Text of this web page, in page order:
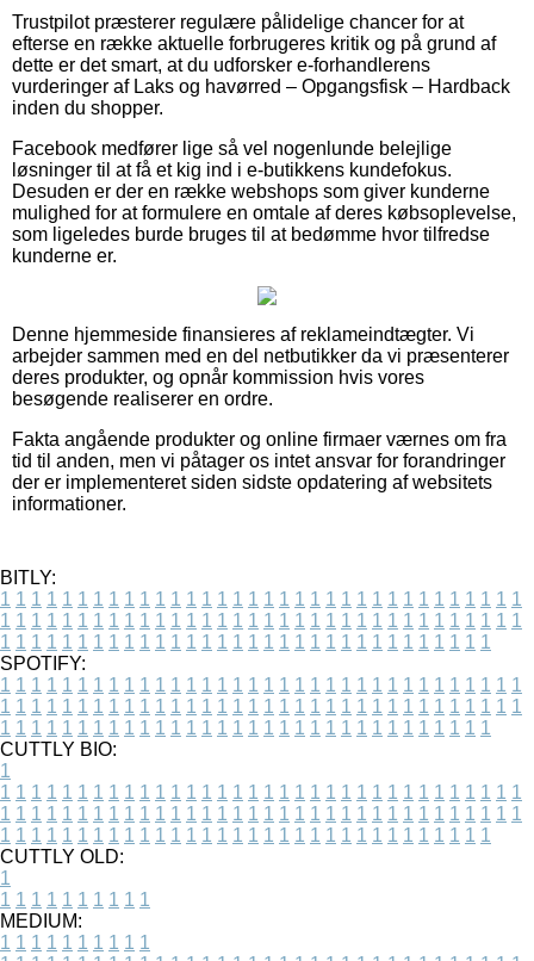
Trustpilot præsterer regulære pålidelige chancer for at
efterse en række aktuelle forbrugeres kritik og på grund af
dette er det smart, at du udforsker e-forhandlerens
vurderinger af Laks og havørred – Opgangsfisk – Hardback
inden du shopper.
Facebook medfører lige så vel nogenlunde belejlige
løsninger til at få et kig ind i e-butikkens kundefokus.
Desuden er der en række webshops som giver kunderne
mulighed for at formulere en omtale af deres købsoplevelse,
som ligeledes burde bruges til at bedømme hvor tilfredse
kunderne er.
Denne hjemmeside finansieres af reklameindtægter. Vi
arbejder sammen med en del netbutikker da vi præsenterer
deres produkter, og opnår kommission hvis vores
besøgende realiserer en ordre.
Fakta angående produkter og online firmaer værnes om fra
tid til anden, men vi påtager os intet ansvar for forandringer
der er implementeret siden sidste opdatering af websitets
informationer.
BITLY:
1 1 1 1 1 1 1 1 1 1 1 1 1 1 1 1 1 1 1 1 1 1 1 1 1 1 1 1 1 1 1 1 1 1
1 1 1 1 1 1 1 1 1 1 1 1 1 1 1 1 1 1 1 1 1 1 1 1 1 1 1 1 1 1 1 1 1 1
1 1 1 1 1 1 1 1 1 1 1 1 1 1 1 1 1 1 1 1 1 1 1 1 1 1 1 1 1 1 1 1
SPOTIFY:
1 1 1 1 1 1 1 1 1 1 1 1 1 1 1 1 1 1 1 1 1 1 1 1 1 1 1 1 1 1 1 1 1 1
1 1 1 1 1 1 1 1 1 1 1 1 1 1 1 1 1 1 1 1 1 1 1 1 1 1 1 1 1 1 1 1 1 1
1 1 1 1 1 1 1 1 1 1 1 1 1 1 1 1 1 1 1 1 1 1 1 1 1 1 1 1 1 1 1 1
CUTTLY BIO:
1
1 1 1 1 1 1 1 1 1 1 1 1 1 1 1 1 1 1 1 1 1 1 1 1 1 1 1 1 1 1 1 1 1 1
1 1 1 1 1 1 1 1 1 1 1 1 1 1 1 1 1 1 1 1 1 1 1 1 1 1 1 1 1 1 1 1 1 1
1 1 1 1 1 1 1 1 1 1 1 1 1 1 1 1 1 1 1 1 1 1 1 1 1 1 1 1 1 1 1 1
CUTTLY OLD:
1
1 1 1 1 1 1 1 1 1 1
MEDIUM:
1 1 1 1 1 1 1 1 1 1